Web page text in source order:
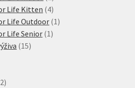
produkty
Life Kitten 44
produkty
Life Outdoor 1 1
Life Senior 1 1
1515
22